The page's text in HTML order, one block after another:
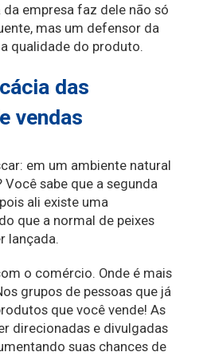
empresa faz dele não só
mas um defensor da
qualidade do produto.
das
vendas
em um ambiente natural
sabe que a segunda
ali existe uma
que a normal de peixes
lançada.
o comércio. Onde é mais
grupos de pessoas que já
que você vende! As
direcionadas e divulgadas
suas chances de